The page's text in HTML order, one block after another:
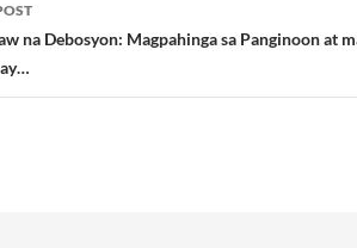
na Debosyon: Magpahinga sa Panginoon at